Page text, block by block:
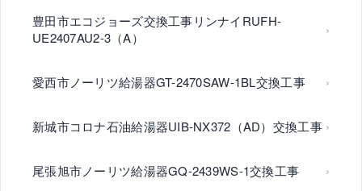
豊田市エコジョーズ交換工事リンナイRUFH-
UE2407AU2-3（A）
愛西市ノーリツ給湯器GT-2470SAW-1BL交換工事
新城市コロナ石油給湯器UIB-NX372（AD）交換工事
尾張旭市ノーリツ給湯器GQ-2439WS-1交換工事